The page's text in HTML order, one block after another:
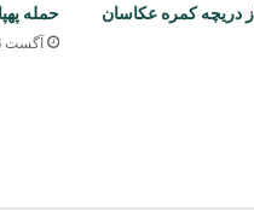
ترکیه: توافق
دریچه کمره عکاسان حمله
آگست 16, 2024